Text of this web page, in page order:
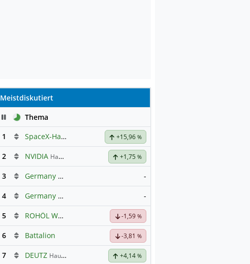
Meistdiskutiert
PauseThema
1
SpaceX-Haupt-Hauptforum +15,96%
2 NVIDIA Hauptdiskussion +1,75 %
3 Germany 40 / DAX Prognose -
4 Germany 40 -
5 ROHÖL WTI -1,59%
6 Battalion -3,81 %
7 DEUTZ Hauptdiskussion +4,14%